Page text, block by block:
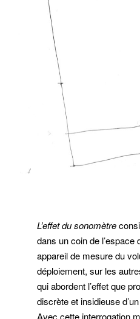
L’effet du sonomètre
dans un coin de l’espace
appareil de mesure du
déploiement, sur les
qui abordent l’effet que
discrète et insidieuse
Avec cette interrogation